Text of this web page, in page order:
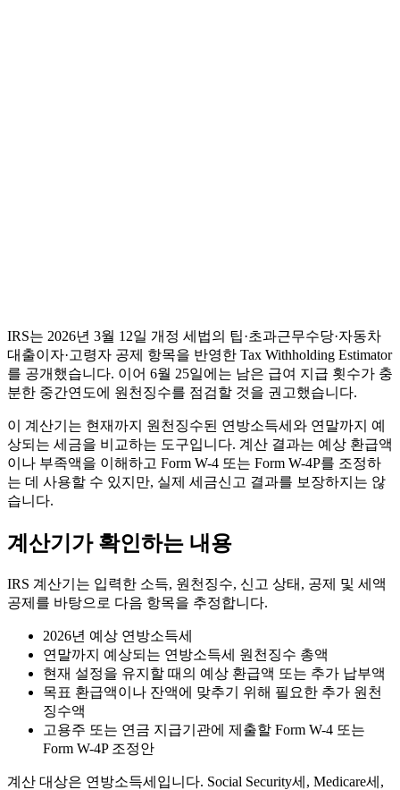
IRS는 2026년 3월 12일 개정 세법의 팁·초과근무수당·자동차
대출이자·고령자 공제 항목을 반영한 Tax Withholding Estimator
를 공개했습니다. 이어 6월 25일에는 남은 급여 지급 횟수가 충
분한 중간연도에 원천징수를 점검할 것을 권고했습니다.
이 계산기는 현재까지 원천징수된 연방소득세와 연말까지 예
상되는 세금을 비교하는 도구입니다. 계산 결과는 예상 환급액
이나 부족액을 이해하고 Form W-4 또는 Form W-4P를 조정하
는 데 사용할 수 있지만, 실제 세금신고 결과를 보장하지는 않
습니다.
계산기가 확인하는 내용
IRS 계산기는 입력한 소득, 원천징수, 신고 상태, 공제 및 세액
공제를 바탕으로 다음 항목을 추정합니다.
2026년 예상 연방소득세
연말까지 예상되는 연방소득세 원천징수 총액
현재 설정을 유지할 때의 예상 환급액 또는 추가 납부액
목표 환급액이나 잔액에 맞추기 위해 필요한 추가 원천
징수액
고용주 또는 연금 지급기관에 제출할 Form W-4 또는
Form W-4P 조정안
계산 대상은 연방소득세입니다. Social Security세, Medicare세,